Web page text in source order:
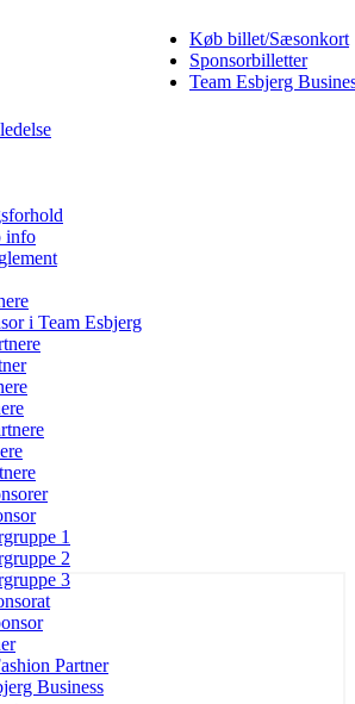
Køb billet/Sæsonkort
Sponsorbilletter
Team Esbjerg
info
i Team Esbjerg
1
2
3
Partner
Business